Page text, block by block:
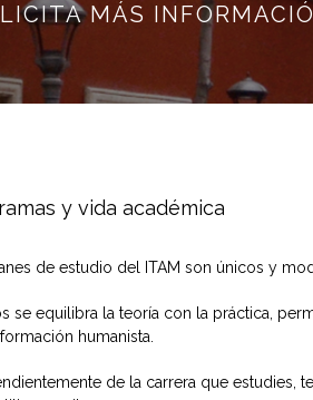
MÁS
y vida académica
de estudio del ITAM son únicos y
se equilibra la teoría con la práctica,
humanista.
de la carrera que estudies,